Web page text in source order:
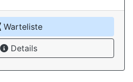
Warteliste
Details